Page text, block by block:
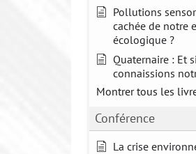
Pollutions
cachée de notre
écologique ?
Quaternaire : Et
connaissions
Montrer tous les
Conférence
La crise